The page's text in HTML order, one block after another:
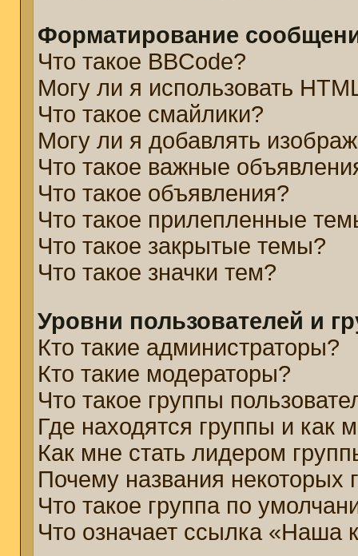
Форматирование
Что такое BBCode?
Могу ли я использовать
Что такое смайлики?
Могу ли я добавлять
Что такое важные
Что такое объявления?
Что такое прилепленные
Что такое закрытые темы?
Что такое значки тем?
Уровни пользователей и
Кто такие администраторы?
Кто такие модераторы?
Что такое группы
Где находятся группы и как
Как мне стать лидером
Почему названия некоторых
Что такое группа по
Что означает ссылка «Наша